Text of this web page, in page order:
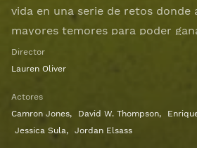
vida en una serie de retos donde
mayores temores para poder
Tras la muerte de dos jugadores,
peligro están a un nivel muy alto.
ganador. Que empiece el juego.
Director
Lauren Oliver
Actores
Camron Jones, David W. Thompson,
Jessica Sula, Jordan Elsass